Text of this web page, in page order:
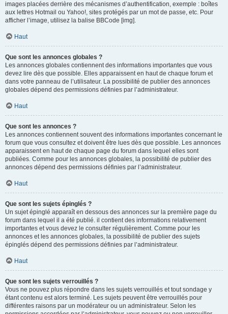
images placées derrière des mécanismes d’authentification, exemple : boîtes
aux lettres Hotmail ou Yahoo!, sites protégés par un mot de passe, etc. Pour
afficher l’image, utilisez la balise BBCode [img].
Haut
Que sont les annonces globales ?
Les annonces globales contiennent des informations importantes que vous
devez lire dès que possible. Elles apparaissent en haut de chaque forum et
dans votre panneau de l’utilisateur. La possibilité de publier des annonces
globales dépend des permissions définies par l’administrateur.
Haut
Que sont les annonces ?
Les annonces contiennent souvent des informations importantes concernant le
forum que vous consultez et doivent être lues dès que possible. Les annonces
apparaissent en haut de chaque page du forum dans lequel elles sont
publiées. Comme pour les annonces globales, la possibilité de publier des
annonces dépend des permissions définies par l’administrateur.
Haut
Que sont les sujets épinglés ?
Un sujet épinglé apparaît en dessous des annonces sur la première page du
forum dans lequel il a été publié. il contient des informations relativement
importantes et vous devez le consulter régulièrement. Comme pour les
annonces et les annonces globales, la possibilité de publier des sujets
épinglés dépend des permissions définies par l’administrateur.
Haut
Que sont les sujets verrouillés ?
Vous ne pouvez plus répondre dans les sujets verrouillés et tout sondage y
étant contenu est alors terminé. Les sujets peuvent être verrouillés pour
différentes raisons par un modérateur ou un administrateur. Selon les